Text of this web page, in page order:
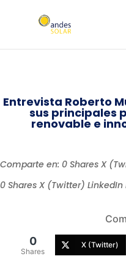
Entrevista Roberto
sus principales
renovable e
Comparte en: 0 Shares X
0 Shares X (Twitter) LinkedIn
0
Shares
X (Twitter)